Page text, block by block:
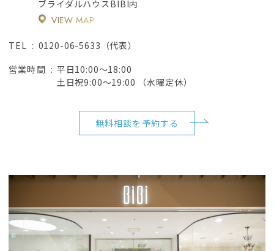
ブライダルハウスBIBI内
VIEW MAP
TEL
0120-06-5633（代表）
営業時間
平日10:00～18:00
土日祝9:00～19:00 （水曜定休）
無料相談を予約する